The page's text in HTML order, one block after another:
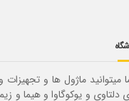
میتوانید ماژول ها و